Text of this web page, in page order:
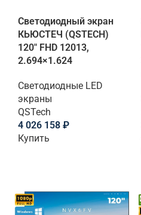
Светодиодный экран
КЬЮСТЕЧ (QSTECH)
120" FHD 12013,
2.694×1.624
Светодиодные LED
экраны
QSTech
4 026 158 ₽
Купить